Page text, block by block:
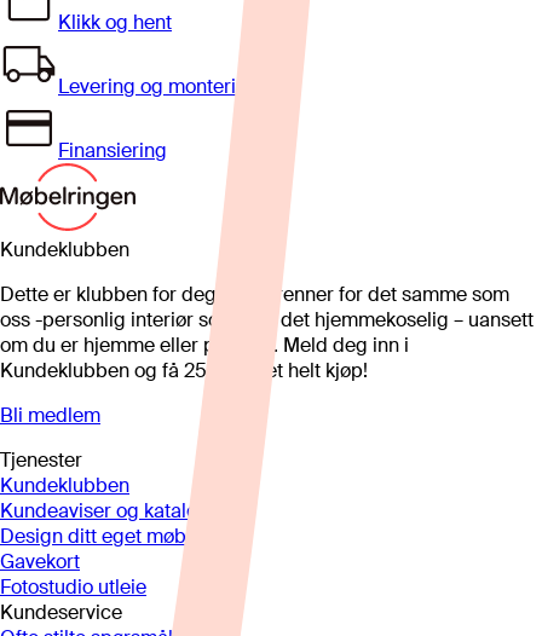
Klikk og hent
Levering og montering
Finansiering
Kundeklubben
Dette er klubben for deg som brenner for det samme som
oss -personlig interiør som gjør det hjemmekoselig – uansett
om du er hjemme eller på hytta. Meld deg inn i
Kundeklubben og få 25%* på et helt kjøp!
Bli medlem
Tjenester
Kundeklubben
Kundeaviser og kataloger
Design ditt eget møbel
Gavekort
Fotostudio utleie
Kundeservice